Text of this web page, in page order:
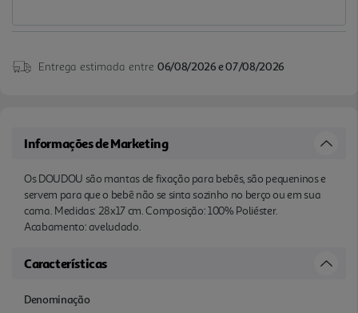
Entrega estimada entre 06/08/2026 e 07/08/2026
Informações de Marketing
Os DOUDOU são mantas de fixação para bebês, são pequeninos e
servem para que o bebê não se sinta sozinho no berço ou em sua
cama. Medidas: 28x17 cm. Composição: 100% Poliéster.
Acabamento: aveludado.
Características
Denominação